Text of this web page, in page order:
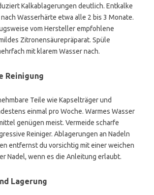
Kalkablagerungen deutlich. Entkalke
Wasserhärte etwa alle 2 bis 3 Monate.
vom Hersteller empfohlene
Zitronensäurepräparat. Spüle
mit klarem Wasser nach.
Reinigung
Teile wie Kapselträger und
einmal pro Woche. Warmes Wasser
genügen meist. Vermeide scharfe
Reiniger. Ablagerungen an Nadeln
entfernst du vorsichtig mit einer weichen
Nadel, wenn es die Anleitung erlaubt.
Lagerung